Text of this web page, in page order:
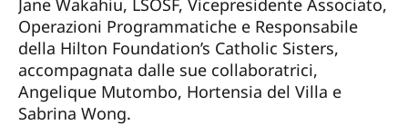
Operazioni Programmatiche e Responsabile
della Hilton Foundation’s Catholic Sisters,
accompagnata dalle sue collaboratrici,
Angelique Mutombo, Hortensia del Villa e
Sabrina Wong.